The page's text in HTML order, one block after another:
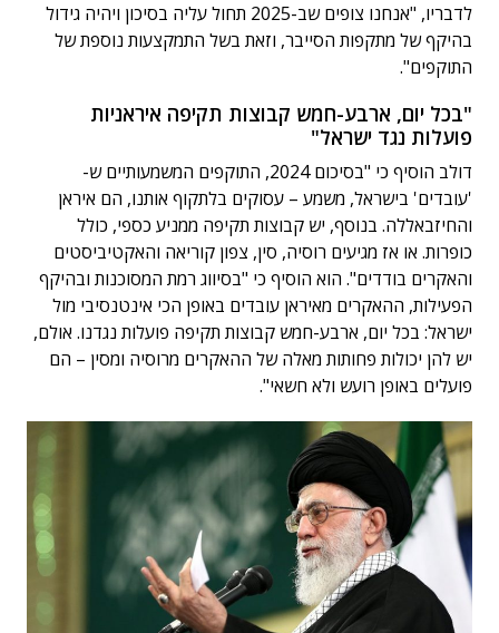
לדבריו, "אנחנו צופים שב-2025 תחול עליה בסיכון ויהיה גידול
בהיקף של מתקפות הסייבר, וזאת בשל התמקצעות נוספת של
התוקפים".
"בכל יום, ארבע-חמש קבוצות תקיפה איראניות
פועלות נגד ישראל"
דולב הוסיף כי "בסיכום 2024, התוקפים המשמעותיים ש-
'עובדים' בישראל, משמע – עסוקים בלתקוף אותנו, הם איראן
והחיזבאללה. בנוסף, יש קבוצות תקיפה ממניע כספי, כולל
כופרות. או אז מגיעים רוסיה, סין, צפון קוריאה והאקטיביסטים
והאקרים בודדים". הוא הוסיף כי "בסיווג רמת המסוכנות ובהיקף
הפעילות, ההאקרים מאיראן עובדים באופן הכי אינטנסיבי מול
ישראל: בכל יום, ארבע-חמש קבוצות תקיפה פועלות נגדנו. אולם,
יש להן יכולות פחותות מאלה של ההאקרים מרוסיה ומסין – הם
פועלים באופן רועש ולא חשאי".